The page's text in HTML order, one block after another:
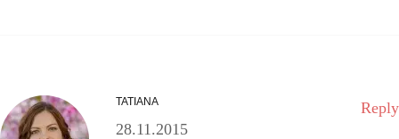
TATIANA
28.11.2015
Reply